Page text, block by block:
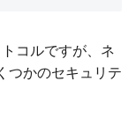
コルですが、ネ
つかのセキュリテ